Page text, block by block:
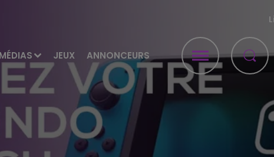
MÉDIAS JEUX ANNONCEURS